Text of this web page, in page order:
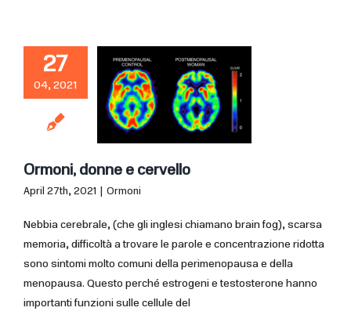
27
04, 2021
Ormoni, donne e cervello
April 27th, 2021 | Ormoni
Nebbia cerebrale, (che gli inglesi chiamano brain fog), scarsa
memoria, difficoltà a trovare le parole e concentrazione ridotta
sono sintomi molto comuni della perimenopausa e della
menopausa. Questo perché estrogeni e testosterone hanno
importanti funzioni sulle cellule del